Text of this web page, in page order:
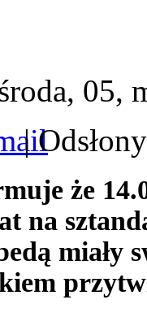
05,
|
że
na
miały